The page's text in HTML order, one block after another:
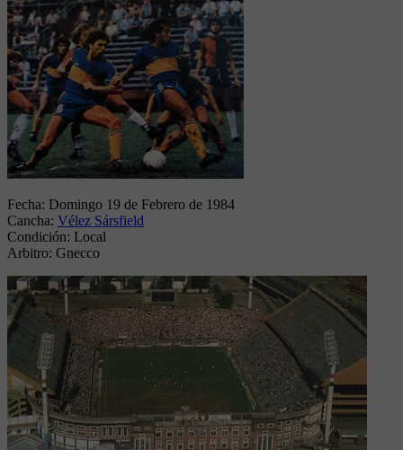
Fecha: Domingo 19 de Febrero de 1984
Cancha: Vélez Sársfield
Condición: Local
Arbitro: Gnecco